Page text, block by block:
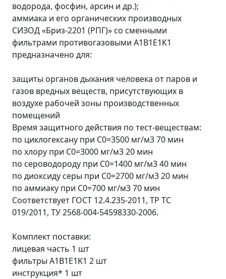
водорода, фосфин, арсин и др.);
аммиака и его органических производных
СИЗОД «Бриз-2201 (РПГ)» со сменными
фильтрами противогазовыми А1В1Е1К1
предназначено для:
защиты органов дыхания человека от паров и
газов вредных веществ, присутствующих в
воздухе рабочей зоны производственных
помещений
Время защитного действия по тест-веществам:
по циклогексану при С0=3500 мг/м3 70 мин
по хлору при С0=3000 мг/м3 20 мин
по сероводороду при С0=1400 мг/м3 40 мин
по диоксиду серы при С0=2700 мг/м3 20 мин
по аммиаку при С0=700 мг/м3 70 мин
Соответствует ГОСТ 12.4.235-2011, ТР ТС
019/2011, ТУ 2568-004-54598330-2006.
Комплект поставки:
лицевая часть 1 шт
фильтры A1B1E1K1 2 шт
инструкция* 1 шт